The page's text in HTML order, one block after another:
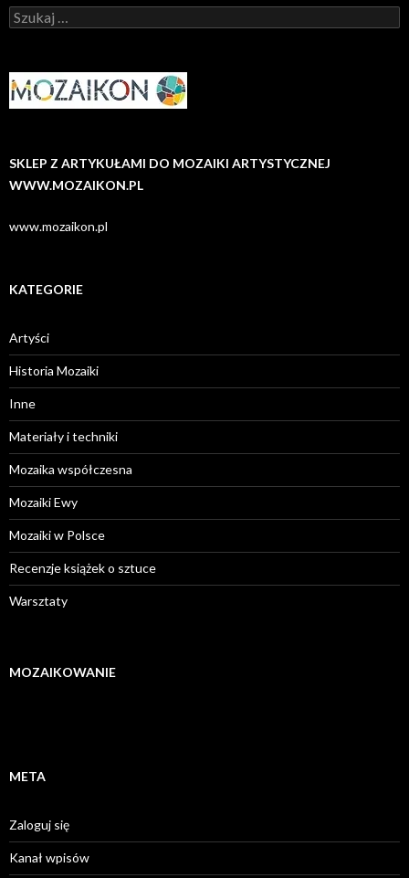
Szukaj:
SKLEP Z ARTYKUŁAMI DO MOZAIKI ARTYSTYCZNEJ
WWW.MOZAIKON.PL
www.mozaikon.pl
KATEGORIE
Artyści
Historia Mozaiki
Inne
Materiały i techniki
Mozaika współczesna
Mozaiki Ewy
Mozaiki w Polsce
Recenzje książek o sztuce
Warsztaty
MOZAIKOWANIE
META
Zaloguj się
Kanał wpisów